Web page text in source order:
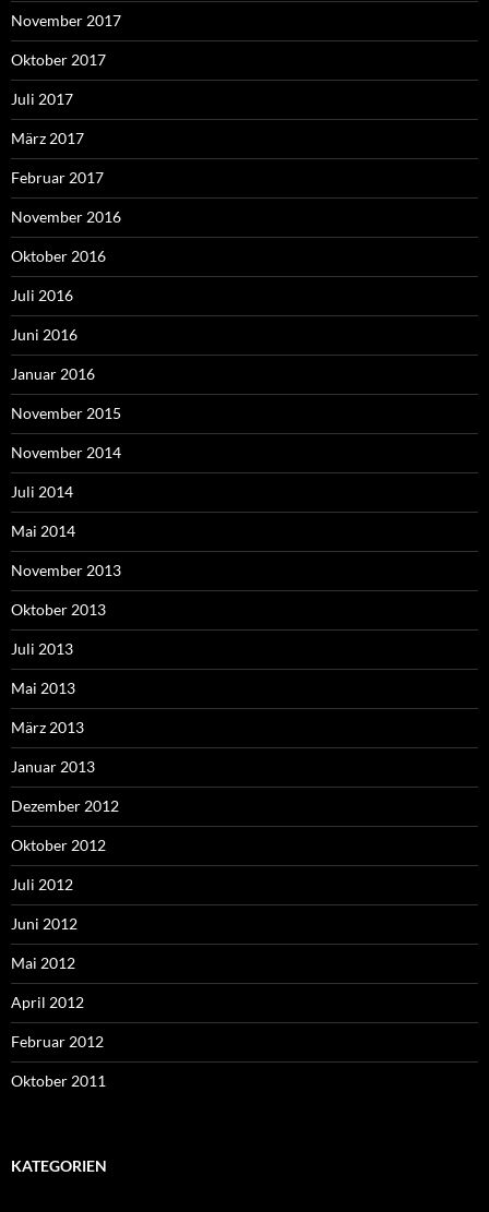
November 2017
Oktober 2017
Juli 2017
März 2017
Februar 2017
November 2016
Oktober 2016
Juli 2016
Juni 2016
Januar 2016
November 2015
November 2014
Juli 2014
Mai 2014
November 2013
Oktober 2013
Juli 2013
Mai 2013
März 2013
Januar 2013
Dezember 2012
Oktober 2012
Juli 2012
Juni 2012
Mai 2012
April 2012
Februar 2012
Oktober 2011
KATEGORIEN